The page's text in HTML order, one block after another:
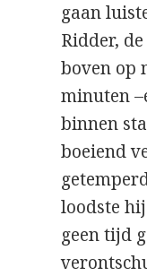
gaan
Ridder,
boven op
minuten
binnen
boeiend
loodste
geen tijd